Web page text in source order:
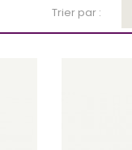
Trier par :